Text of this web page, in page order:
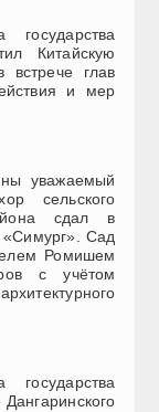
государства
Китайскую
встрече глав
и мер
уважаемый
сельского
сдал в
«Симург». Сад
Ромишем
с учётом